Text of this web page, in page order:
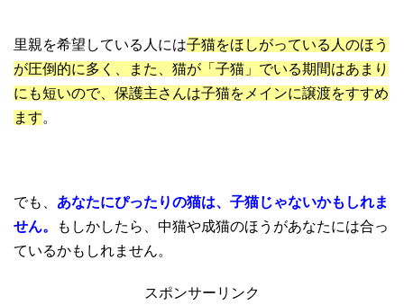
里親を希望している人には子猫をほしがっている人のほう
が圧倒的に多く、また、猫が「子猫」でいる期間はあまり
にも短いので、保護主さんは子猫をメインに譲渡をすすめ
ます。
でも、 あなたにぴったりの猫は、子猫じゃないかもしれま
せん。
もしかしたら、中猫や成猫のほうがあなたには合っ
ているかもしれません。
スポンサーリンク